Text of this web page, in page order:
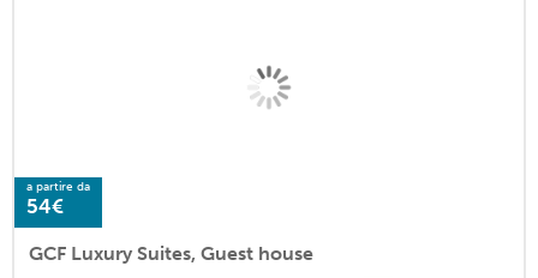
a partire da
54€
GCF Luxury Suites, Guest house